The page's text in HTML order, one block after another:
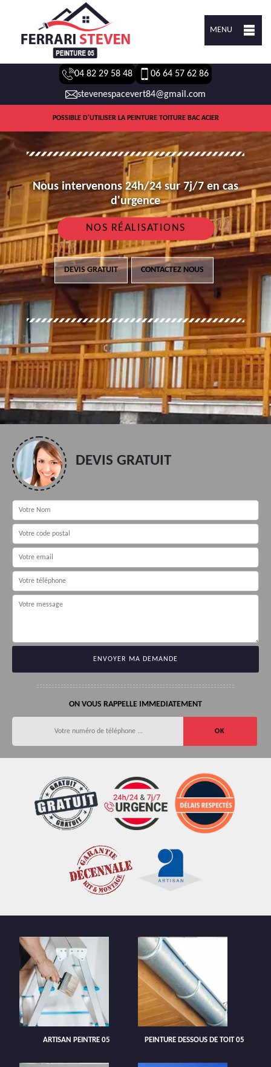
MENU
04 82 29 58 48 06 64 57 62 86
stevenespacevert84@gmail.com
POSSIBLE D'UTILISER LA PEINTURE TOITURE BAC ACIER
Nous intervenons 24h/24 sur 7j/7 en cas
d'urgence
NOS RÉALISATIONS
DEVIS GRATUIT CONTACTEZ NOUS
DEVIS GRATUIT
ON VOUS RAPPELLE IMMEDIATEMENT
ARTISAN PEINTRE 05 PEINTURE DESSOUS DE TOIT 05